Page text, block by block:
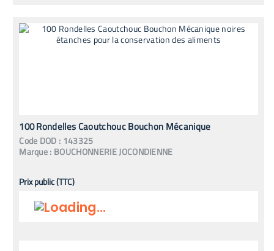
100 Rondelles Caoutchouc Bouchon Mécanique
Code DOD : 143325
Marque : BOUCHONNERIE JOCONDIENNE
Prix public (TTC)